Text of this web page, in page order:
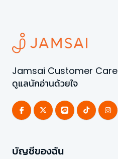
Jamsai Customer Care
ดูแลนักอ่านด้วยใจ
บัญชีของฉัน